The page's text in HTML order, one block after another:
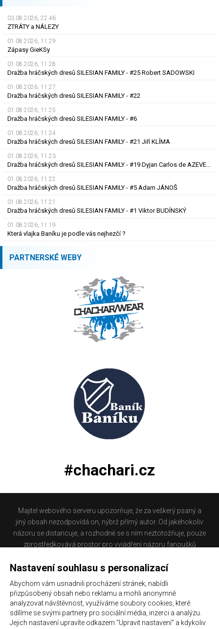
03.08.2026, 22.46
ZTRÁTY a NÁLEZY
01.08.2026, 11.29
Zápasy GieKSy
01.08.2026, 11.28
Dražba hráčských dresů SILESIAN FAMILY - #25 Robert SADOWSKI
01.08.2026, 11.27
Dražba hráčských dresů SILESIAN FAMILY - #22
01.08.2026, 11.25
Dražba hráčských dresů SILESIAN FAMILY - #6
01.08.2026, 11.24
Dražba hráčských dresů SILESIAN FAMILY - #21 Jiří KLÍMA
01.08.2026, 11.23
Dražba hráčských dresů SILESIAN FAMILY - #19 Dyjan Carlos de AZEVEDO
01.08.2026, 11.22
Dražba hráčských dresů SILESIAN FAMILY - #5 Adam JÁNOŠ
01.08.2026, 11.21
Dražba hráčských dresů SILESIAN FAMILY - #1 Viktor BUDÍNSKÝ
01.08.2026, 11.19
Která vlajka Baníku je podle vás nejhezčí ?
PARTNERSKÉ WEBY
#chachari.cz
Majitel webového serveru upozorňuje, že za veškerý psaný a
jiný obsah nezodpovídá on, nýbrž přímý autor. Od jakéhokoliv
názoru se distancuje, a rozhodně se s ním neztotožňuje, pouze
zprostředkovává prostor pro vyjádření názoru fanoušků
nacházíte obsahuje materiál, který někteří lidé mohou
nejsou dle právní úpravy zákona č. 480/2004 Sb., o některých
službách informační společnosti a o změně některých zákonů
(zákon o některých službách informační společnosti) a
zejména §6 citovaného zákona, odpovědni za příspěvky
Nastavení souhlasu s personalizací
Abychom vám usnadnili procházení stránek, nabídli
přizpůsobený obsah nebo reklamu a mohli anonymně
analyzovat návštěvnost, využíváme soubory cookies, které
sdílíme se svými partnery pro sociální média, inzerci a analýzu.
Jejich nastavení upravíte odkazem "Upravit nastavení" a kdykoliv